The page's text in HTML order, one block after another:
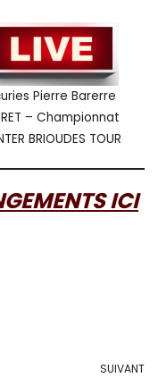
Pierre Barerre
– Championnat
BRIOUDES TOUR
ICI
SUIVANT